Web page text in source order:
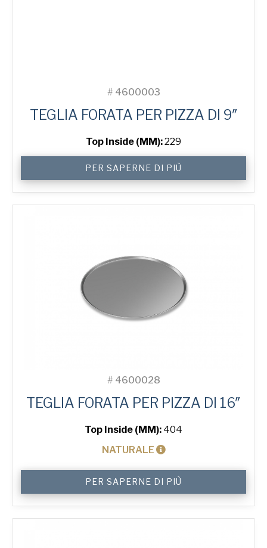
# 4600003
TEGLIA FORATA PER PIZZA DI 9″
Top Inside (MM):229
Pizza
Tray
quantità
PER SAPERNE DI PIÙ
# 4600028
TEGLIA FORATA PER PIZZA DI 16″
Top Inside (MM): 404
NATURALE
Pizza
Tray
quantità
PER SAPERNE DI PIÙ